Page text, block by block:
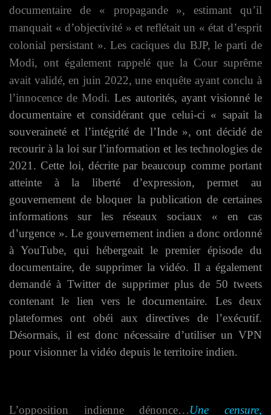
documentaire de « propagande », estimant qu’il
manquait « d’objectivité » et reflétait un « état d’esprit
colonial persistant ». Les caciques du BJP, le parti de
Modi, ont également rappelé que la Cour suprême
avait validé, en juin 2022, une enquête ayant conclu à
l’innocence de Modi.Les autorités, ayant visionné le
documentaire et considérant que celui-ci « sapait la
souveraineté et l’intégrité de l’Inde », ont décidé de
recourir à la loi sur l’information et les technologies de
2021. Cette loi, décrite par beaucoup comme portant
atteinte à la liberté d’expression, permet au
gouvernement de bloquer la publication de certaines
informations sur les réseaux sociaux « en cas
d’urgence ». Le gouvernement indien a donc ordonné
à YouTube, qui hébergeait le premier épisode du
documentaire, de supprimer la vidéo. Il a également
demandé à Twitter de supprimer plus de 50 tweets
contenant le lien vers le documentaire. Les deux
plateformes ont obéi aux directives de l’exécutif.
Désormais, il est donc nécessaire d’utiliser un VPN
pour visionner la vidéo depuis le territoire indien.
L’opposition indienne dénonce…Unecensure,